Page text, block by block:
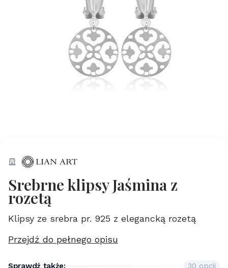
Srebrne klipsy Jaśmina z
rozetą
Klipsy ze srebra pr. 925 z elegancką rozetą
Przejdź do pełnego opisu
Sprawdź także: 30 opcji